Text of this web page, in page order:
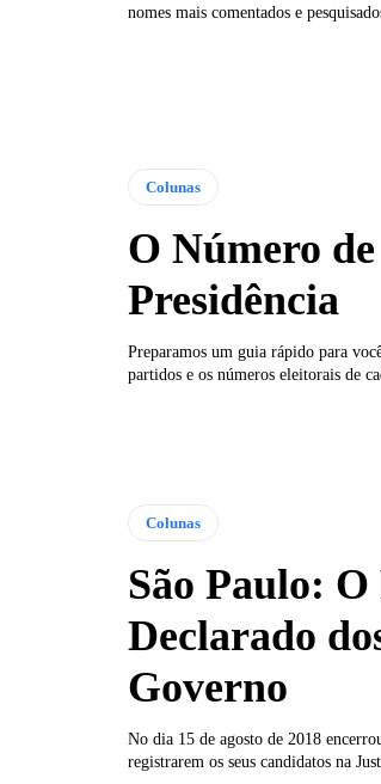
nomes mais comentados e
Colunas
O Número
Presidência
Preparamos um guia rápido para
partidos e os números eleitorais de
Colunas
São Paulo:
Declarado
Governo
No dia 15 de agosto de 2018
registrarem os seus candidatos na